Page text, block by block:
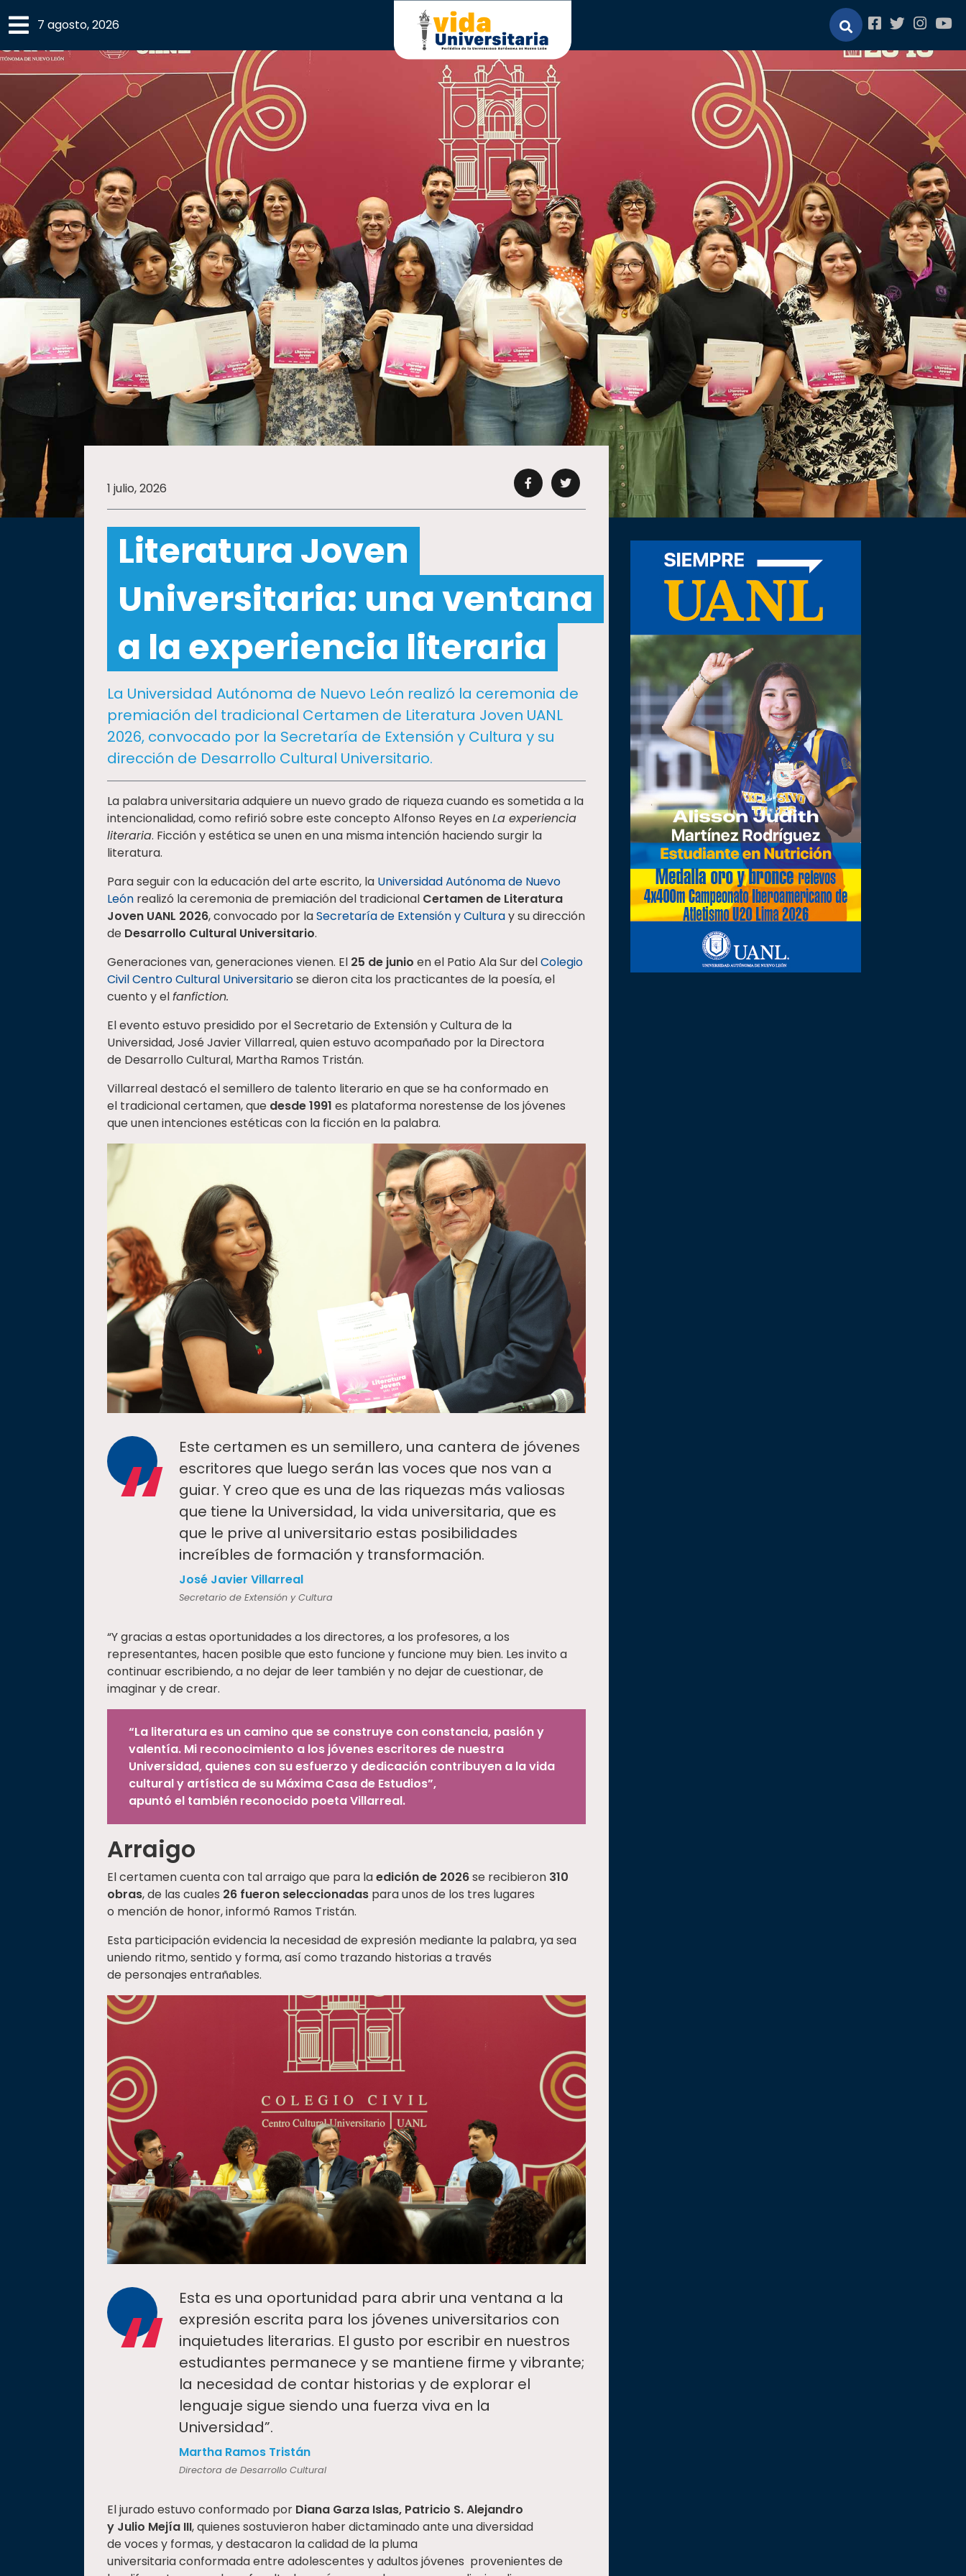
×
SECCIONES
ACADEMIA
CAMPUSUANL
COMUNIDAD UANL
CULTURA
DEPORTES
EXPERTOS
SALUD
SUSTENTABILIDAD
TEMAS
Oferta
educativa
7 agosto, 2026
1 julio, 2026
Literatura Joven
Universitaria: una ventana
a la experiencia literaria
La Universidad Autónoma de Nuevo León realizó la ceremonia de
premiación del tradicional Certamen de Literatura Joven UANL
2026, convocado por la Secretaría de Extensión y Cultura y su
dirección de Desarrollo Cultural Universitario.
La palabra universitaria adquiere un nuevo grado de riqueza cuando es sometida a la
intencionalidad, como refirió sobre este concepto Alfonso Reyes enLa experiencia
literaria. Ficción y estética se unen en una misma intención haciendo surgir la
literatura.
Para seguir con la educación del arte escrito, la Universidad Autónoma de Nuevo
León realizó la ceremonia de premiación del tradicional Certamen de Literatura
Joven UANL 2026, convocado por laSecretaría de Extensión y Culturay su dirección
de Desarrollo Cultural Universitario.
Generaciones van, generaciones vienen. El 25 de junio en el Patio Ala Sur delColegio
Civil Centro Cultural Universitariose dieron cita los practicantes de la poesía, el
cuento y elfanfiction.
El evento estuvo presidido por el Secretario de Extensión y Cultura de la
Universidad, José Javier Villarreal, quien estuvo acompañado por la Directora
de Desarrollo Cultural, Martha Ramos Tristán.
Villarreal destacó el semillero de talento literario en que se ha conformado en
el tradicional certamen, que desde 1991 es plataforma norestense de los jóvenes
que unen intenciones estéticas con la ficción en la palabra.
“
Este certamen es un semillero, una cantera de jóvenes
escritores que luego serán las voces que nos van a
guiar. Y creo que es una de las riquezas más valiosas
que tiene la Universidad, la vida universitaria, que es
que le prive al universitario estas posibilidades
increíbles de formación y transformación.
José Javier Villarreal
Secretario de Extensión y Cultura
“Y gracias a estas oportunidades a los directores, a los profesores, a los
representantes, hacen posible que esto funcione y funcione muy bien. Les invito a
continuar escribiendo, a no dejar de leer también y no dejar de cuestionar, de
imaginar y de crear.
“La literatura es un camino que se construye con constancia, pasión y
valentía. Mi reconocimiento a los jóvenes escritores de nuestra
Universidad, quienes con su esfuerzo y dedicación contribuyen a la vida
cultural y artística de su Máxima Casa de Estudios”,
apuntó el también reconocido poeta Villarreal.
Arraigo
El certamen cuenta con tal arraigo que para laedición de 2026se recibieron 310
obras, de las cuales 26 fueron seleccionadas para unos de los tres lugares
o mención de honor, informó Ramos Tristán.
Esta participación evidencia la necesidad de expresión mediante la palabra, ya sea
uniendo ritmo, sentido y forma, así como trazando historias a través
de personajes entrañables.
“
Esta es una oportunidad para abrir una ventana a la
expresión escrita para los jóvenes universitarios con
inquietudes literarias. El gusto por escribir en nuestros
estudiantes permanece y se mantiene firme y vibrante;
la necesidad de contar historias y de explorar el
lenguaje sigue siendo una fuerza viva en la
Universidad”.
Martha Ramos Tristán
Directora de Desarrollo Cultural
El jurado estuvo conformado por Diana Garza Islas, Patricio S. Alejandro
y Julio Mejía III, quienes sostuvieron haber dictaminado ante una diversidad
de voces y formas, y destacaron la calidad de la pluma
universitaria conformada entre adolescentes y adultos jóvenes provenientes de